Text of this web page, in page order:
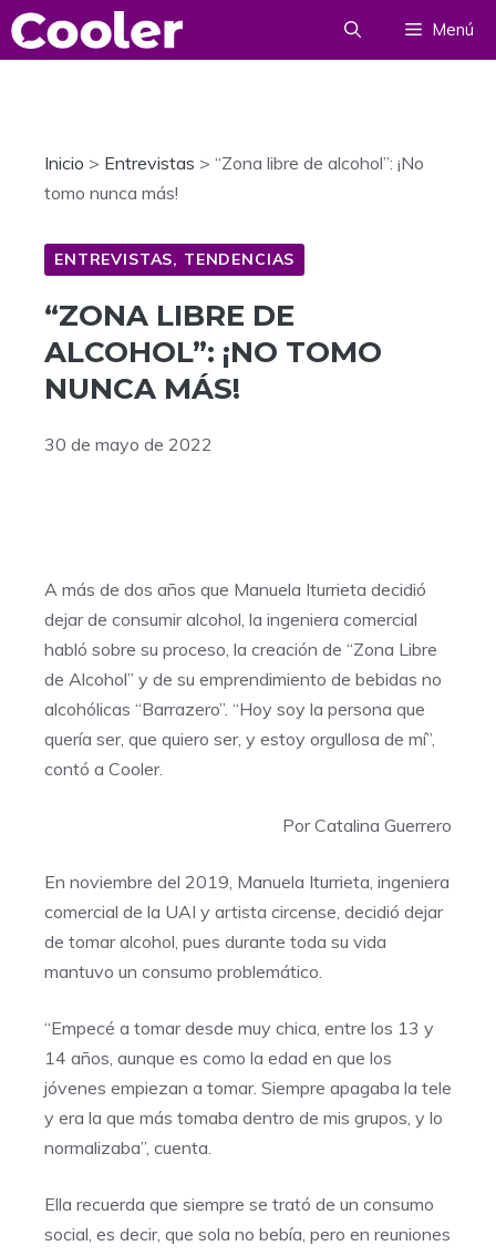
Saltar
al
Menú
Inicio > Entrevistas > “Zona libre de alcohol”: ¡No
tomo nunca más!
ENTREVISTAS, TENDENCIAS
“ZONA LIBRE DE
ALCOHOL”: ¡NO TOMO
NUNCA MÁS!
30 de mayo de 2022
A más de dos años que Manuela Iturrieta decidió
dejar de consumir alcohol, la ingeniera comercial
habló sobre su proceso, la creación de “Zona Libre
de Alcohol” y de su emprendimiento de bebidas no
alcohólicas “Barrazero”. “Hoy soy la persona que
quería ser, que quiero ser, y estoy orgullosa de mí”,
contó a Cooler.
Por Catalina Guerrero
En noviembre del 2019, Manuela Iturrieta, ingeniera
comercial de la UAI y artista circense, decidió dejar
de tomar alcohol, pues durante toda su vida
mantuvo un consumo problemático.
“Empecé a tomar desde muy chica, entre los 13 y
14 años, aunque es como la edad en que los
jóvenes empiezan a tomar. Siempre apagaba la tele
y era la que más tomaba dentro de mis grupos, y lo
normalizaba”, cuenta.
Ella recuerda que siempre se trató de un consumo
social, es decir, que sola no bebía, pero en reuniones